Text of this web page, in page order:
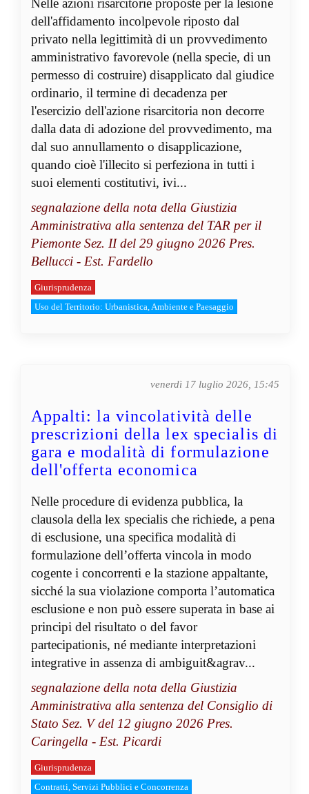
dell'affidamento incolpevole riposto dal
privato nella legittimità di un provvedimento
amministrativo favorevole (nella specie, di un
permesso di costruire) disapplicato dal giudice
ordinario, il termine di decadenza per
l'esercizio dell'azione risarcitoria non decorre
dalla data di adozione del provvedimento, ma
dal suo annullamento o disapplicazione,
quando cioè l'illecito si perfeziona in tutti i
suoi elementi costitutivi, ivi...
segnalazione della nota della Giustizia
Amministrativa alla sentenza del TAR per il
Piemonte Sez. II del 29 giugno 2026 Pres.
Bellucci - Est. Fardello
Giurisprudenza
Uso del Territorio: Urbanistica, Ambiente e Paesaggio
venerdì 17 luglio 2026, 15:45
Appalti: la vincolatività delle
prescrizioni della lex specialis di
gara e modalità di formulazione
dell'offerta economica
Nelle procedure di evidenza pubblica, la
clausola della lex specialis che richiede, a pena
di esclusione, una specifica modalità di
formulazione dell’offerta vincola in modo
cogente i concorrenti e la stazione appaltante,
sicché la sua violazione comporta l’automatica
esclusione e non può essere superata in base ai
principi del risultato o del favor
partecipationis, né mediante interpretazioni
integrative in assenza di ambiguit&agrav...
segnalazione della nota della Giustizia
Amministrativa alla sentenza del Consiglio di
Stato Sez. V del 12 giugno 2026 Pres.
Caringella - Est. Picardi
Giurisprudenza
Contratti, Servizi Pubblici e Concorrenza